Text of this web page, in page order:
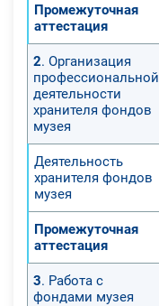
Промежуточная
аттестация
2. Организация
профессиональной
деятельности
хранителя фондов
музея
Деятельность
хранителя фондов
музея
Промежуточная
аттестация
3. Работа с
фондами музея